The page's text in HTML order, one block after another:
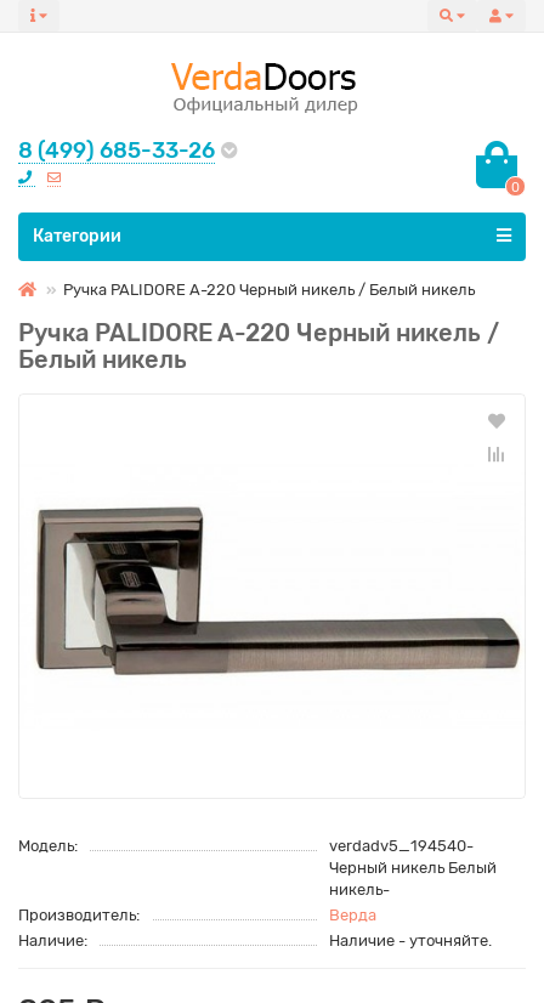
8 (499) 685-33-26
0
Все категории
Категории
Ручка PALIDORE A-220 Черный никель / Белый никель
Ручка PALIDORE A-220 Черный никель /
Белый никель
Модель:
verdadv5_194540-
Черный никель Белый
никель-
Производитель:
Верда
Наличие:
Наличие - уточняйте.